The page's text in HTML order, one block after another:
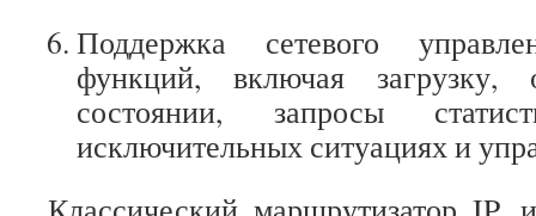
Поддержка сетевого
функций, включая загрузку,
состоянии, запросы
исключительных ситуациях и